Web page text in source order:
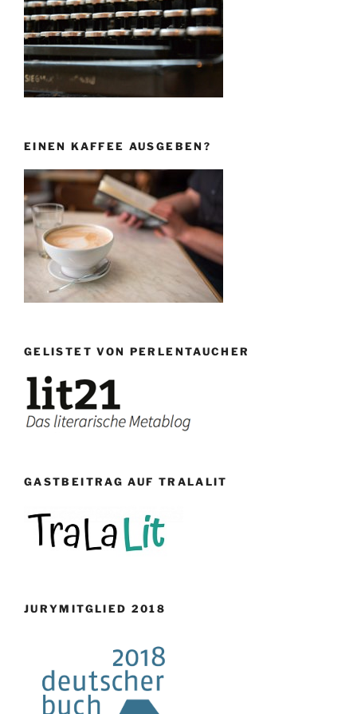
EINEN KAFFEE AUSGEBEN?
GELISTET VON PERLENTAUCHER
GASTBEITRAG AUF TRALALIT
JURYMITGLIED 2018